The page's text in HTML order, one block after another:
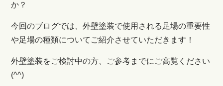
か？
今回のブログでは、外壁塗装で使用される足場の重要性
や足場の種類についてご紹介させていただきます！
外壁塗装をご検討中の方、ご参考までにご高覧ください
(^^)